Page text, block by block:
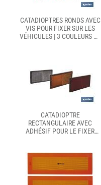
CATADIOPTRES RONDS AVEC
VIS POUR FIXER SUR LES
VÉHICULES | 3 COULEURS ET
CATADIOPTRE
RECTANGULAIRE AVEC
ADHÉSIF POUR LE FIXER
| DISPONIBLE EN 3
COULEURS